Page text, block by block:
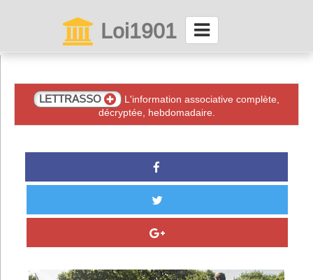
Loi1901
Connexion
Partager
LETTRASSO
L'information associative complète,
décryptée, hebdomadaire.